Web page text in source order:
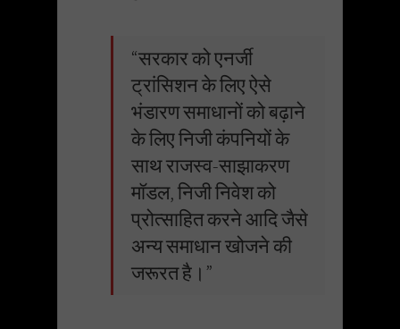
“सरकार को एनर्जी
ट्रांसिशन के लिए ऐसे
भंडारण समाधानों को बढ़ाने
के लिए निजी कंपनियों के
साथ राजस्व-साझाकरण
मॉडल, निजी निवेश को
प्रोत्साहित करने आदि जैसे
अन्य समाधान खोजने की
जरूरत है।”